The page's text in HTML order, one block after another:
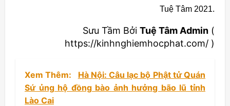
Tuệ Tâm 2021.
Sưu Tầm Bởi Tuệ Tâm Admin (
https://kinhnghiemhocphat.com/ )
Xem Thêm:
Hà Nội: Câu lạc bộ Phật tử Quán
Sứ ủng hộ đồng bào ảnh hưởng bão lũ tỉnh
Lào Cai